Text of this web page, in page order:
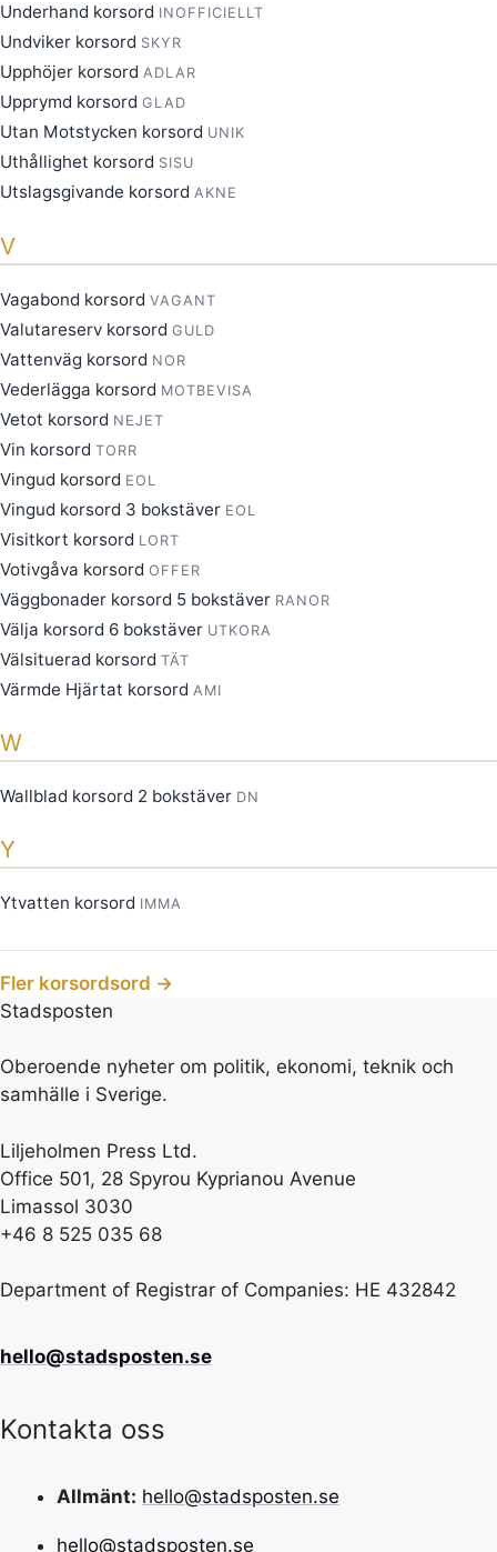
Underhand korsord INOFFICIELLT
Undviker korsord SKYR
Upphöjer korsord ADLAR
Upprymd korsord GLAD
Utan Motstycken korsord UNIK
Uthållighet korsord SISU
Utslagsgivande korsord AKNE
V
Vagabond korsord VAGANT
Valutareserv korsord GULD
Vattenväg korsord NOR
Vederlägga korsord MOTBEVISA
Vetot korsord NEJET
Vin korsord TORR
Vingud korsord EOL
Vingud korsord 3 bokstäver EOL
Visitkort korsord LORT
Votivgåva korsord OFFER
Väggbonader korsord 5 bokstäver RANOR
Välja korsord 6 bokstäver UTKORA
Välsituerad korsord TÄT
Värmde Hjärtat korsord AMI
W
Wallblad korsord 2 bokstäver DN
Y
Ytvatten korsord IMMA
Fler korsordsord →
Stadsposten
Oberoende nyheter om politik, ekonomi, teknik och
samhälle i Sverige.
Liljeholmen Press Ltd.
Office 501, 28 Spyrou Kyprianou Avenue
Limassol 3030
+46 8 525 035 68
Department of Registrar of Companies: HE 432842
hello@stadsposten.se
Kontakta oss
Allmänt: hello@stadsposten.se
hello@stadsposten.se